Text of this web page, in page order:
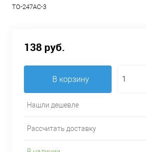
TO-247AC-3
138 руб.
В корзину
Нашли дешевле
Рассчитать доставку